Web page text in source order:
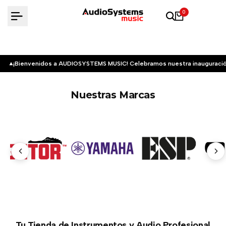
0
¡Bienvenidos a AUDIOSYSTEMS MUSIC! Celebramos nuestra
Nuestras Marcas